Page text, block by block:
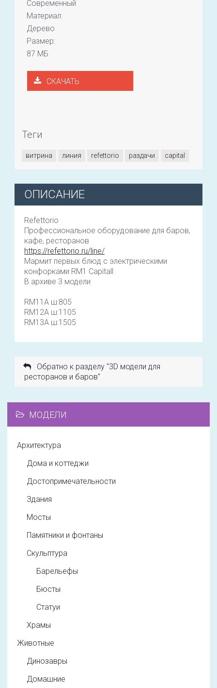
Современный
Материал:
Дерево
Размер:
87 МБ
СКАЧАТЬ
Теги
витрина линия refettorio раздачи capital
ОПИСАНИЕ
Refettorio
Профессиональное оборудование для баров,
кафе, ресторанов
https://refettorio.ru/line/
Мармит первых блюд с электрическими
конфорками RM1 Capitall
В архиве 3 модели
RM11A ш:805
RM12A ш:1105
RM13A ш:1505
Обратно к разделу "3D модели для
ресторанов и баров"
МОДЕЛИ
Архитектура
Дома и коттеджи
Достопримечательности
Здания
Мосты
Памятники и фонтаны
Скульптура
Барельефы
Бюсты
Статуи
Храмы
Животные
Динозавры
Домашние